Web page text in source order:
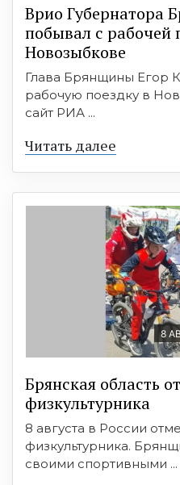
Врио Губернатора
побывал с рабочей
Новозыбкове
Глава Брянщины Егор
рабочую поездку в
сайт РИА ...
Читать далее
8
Брянская область
физкультурника
8 августа в России
физкультурника.
своими спортивными ...